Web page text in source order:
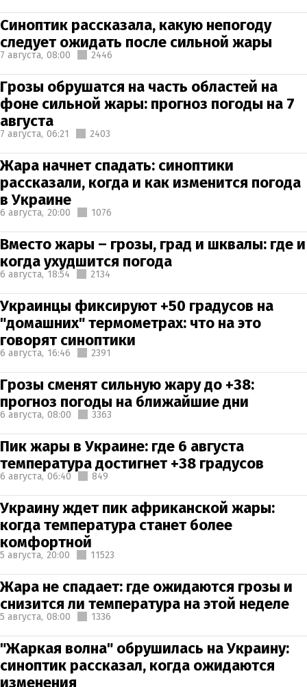
Синоптик рассказала, какую непогоду
следует ожидать после сильной жары
7 августа, 08:00 2446
Грозы обрушатся на часть областей на
фоне сильной жары: прогноз погоды на 7
августа
7 августа, 06:21 2403
Жара начнет спадать: синоптики
рассказали, когда и как изменится погода
в Украине
6 августа, 20:00 1076
Вместо жары – грозы, град и шквалы: где и
когда ухудшится погода
6 августа, 18:54 2134
Украинцы фиксируют +50 градусов на
"домашних" термометрах: что на это
говорят синоптики
6 августа, 16:46 2391
Грозы сменят сильную жару до +38:
прогноз погоды на ближайшие дни
6 августа, 08:00 3363
Пик жары в Украине: где 6 августа
температура достигнет +38 градусов
6 августа, 06:40 849
Украину ждет пик африканской жары:
когда температура станет более
комфортной
5 августа, 20:00 11523
Жара не спадает: где ожидаются грозы и
снизится ли температура на этой неделе
5 августа, 08:00 1336
"Жаркая волна" обрушилась на Украину:
синоптик рассказал, когда ожидаются
изменения